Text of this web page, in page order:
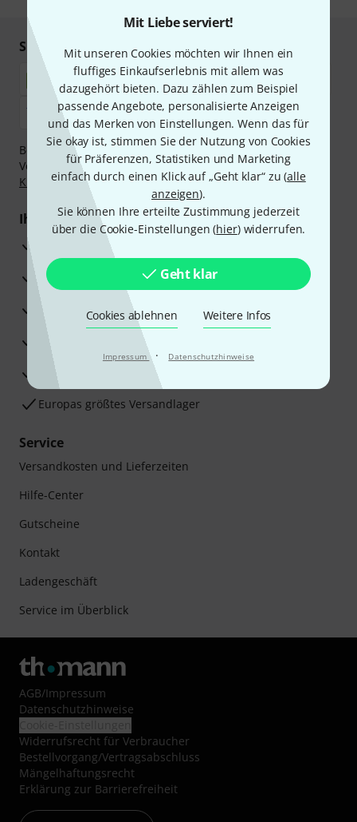
Mit Liebe serviert!
Mit unseren Cookies möchten wir Ihnen ein
fluffiges Einkaufserlebnis mit allem was
dazugehört bieten. Dazu zählen zum Beispiel
passende Angebote, personalisierte Anzeigen
und das Merken von Einstellungen. Wenn das für
Sie okay ist, stimmen Sie der Nutzung von Cookies
für Präferenzen, Statistiken und Marketing
einfach durch einen Klick auf „Geht klar“ zu (alle
anzeigen).
Sie können Ihre erteilte Zustimmung jederzeit
über die Cookie-Einstellungen (hier) widerrufen.
Geht klar
Cookies ablehnen Weitere Infos
Impressum · Datenschutzhinweise
Sicher einkaufen & bezahlen
Bezahlen Sie vertraulich und sicher per Nachnahme,
Vorkasse, PayPal, Amazon Pay,Klarna Sofort bezahlen
Klarna Ratenzahlungoder Kreditkarte.
Ihre Vorteile
3 Jahre Thomann Garantie
30 Tage Money-Back-Garantie
Reparaturservice
Beratung durch Fachexperten
Zufriedenheitsgarantie
Europas größtes Versandlager
Service
Versandkosten und Lieferzeiten
Hilfe-Center
Gutscheine
Kontakt
Ladengeschäft
Service im Überblick
AGB/Impressum
Datenschutzhinweise
Widerrufsrecht für Verbraucher
Bestellvorgang/Vertragsabschluss
Mängelhaftungsrecht
Erklärung zur Barrierefreiheit